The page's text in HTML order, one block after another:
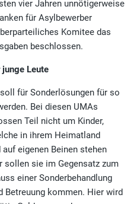
vier Jahren unnötigerweise
für Asylbewerber
Komitee das
beschlossen.
Leute
für Sonderlösungen für so
Bei diesen UMAs
Teil nicht um Kinder,
in ihrem Heimatland
eigenen Beinen stehen
sollen sie im Gegensatz zum
einer Sonderbehandlung
Betreuung kommen. Hier wird